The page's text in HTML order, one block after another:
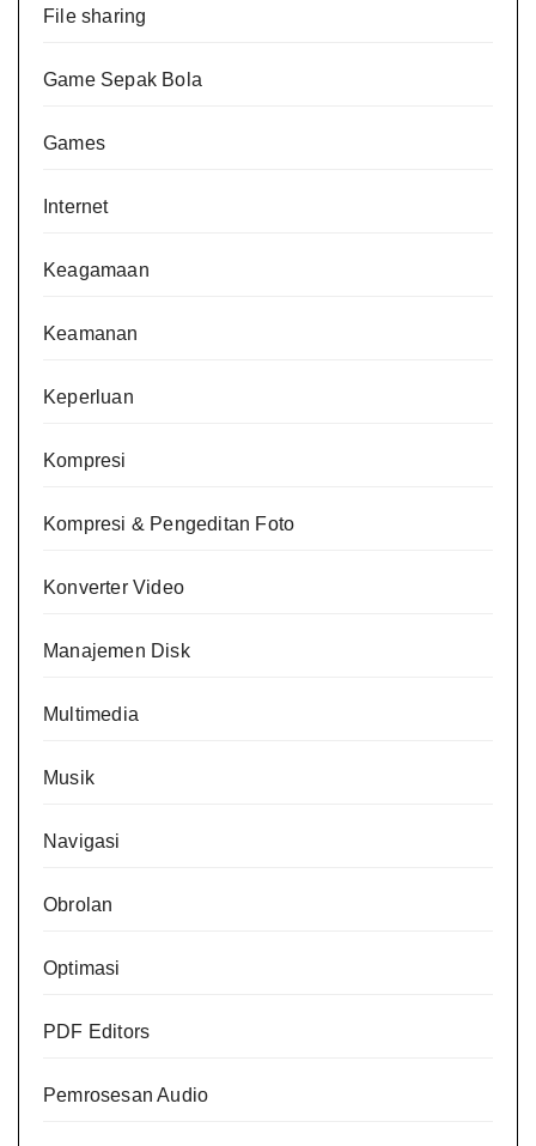
File sharing
Game Sepak Bola
Games
Internet
Keagamaan
Keamanan
Keperluan
Kompresi
Kompresi & Pengeditan Foto
Konverter Video
Manajemen Disk
Multimedia
Musik
Navigasi
Obrolan
Optimasi
PDF Editors
Pemrosesan Audio